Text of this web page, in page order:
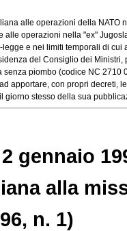
alle operazioni della NATO
operazioni nella "ex"
e nei limiti temporali di cui
del Consiglio dei Ministri,
piombo (codice NC 2710
apportare, con propri decreti,
stesso della sua
gennaio
alla
n. 1)